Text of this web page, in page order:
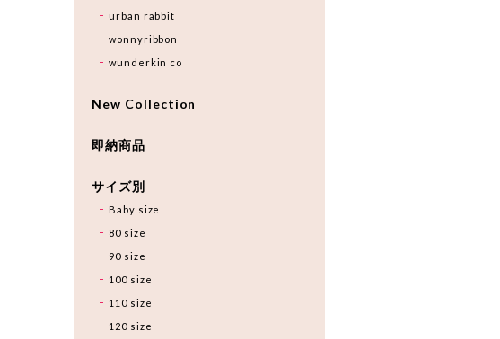
urban rabbit
wonnyribbon
wunderkin co
New Collection
即納商品
サイズ別
Baby size
80 size
90 size
100 size
110 size
120 size